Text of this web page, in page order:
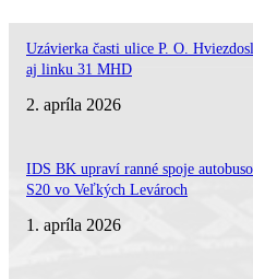
Uzávierka časti ulice P. O.
aj linku 31 MHD
2. apríla 2026
IDS BK upraví ranné spoje
S20 vo Veľkých Levároch
1. apríla 2026